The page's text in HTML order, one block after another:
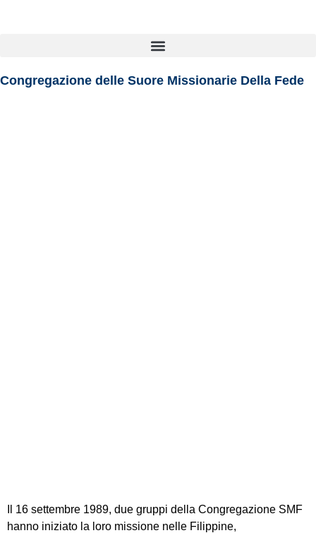
Congregazione delle Suore Missionarie Della Fede
Il 16 settembre 1989, due gruppi della Congregazione SMF
hanno iniziato la loro missione nelle Filippine,